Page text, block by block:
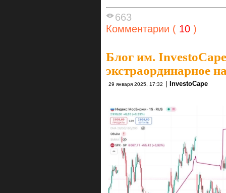
663
Комментарии ( 10 )
Блог им. InvestoCape
экстраординарное
29 января 2025, 17:32 InvestoCape